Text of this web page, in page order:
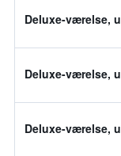
Deluxe-værelse,
Deluxe-værelse,
Deluxe-værelse,